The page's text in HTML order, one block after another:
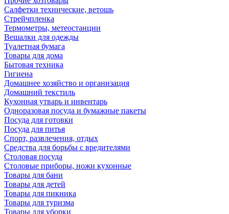
Салфетки технические, ветошь
Стрейчпленка
Термометры, метеостанции
Вешалки для одежды
Туалетная бумага
Товары для дома
Бытовая техника
Гигиена
Домашнее хозяйство и организация
Домашний текстиль
Кухонная утварь и инвентарь
Одноразовая посуда и бумажные пакеты
Посуда для готовки
Посуда для питья
Спорт, развлечения, отдых
Средства для борьбы с вредителями
Столовая посуда
Столовые приборы, ножи кухонные
Товары для бани
Товары для детей
Товары для пикника
Товары для туризма
Товары для уборки